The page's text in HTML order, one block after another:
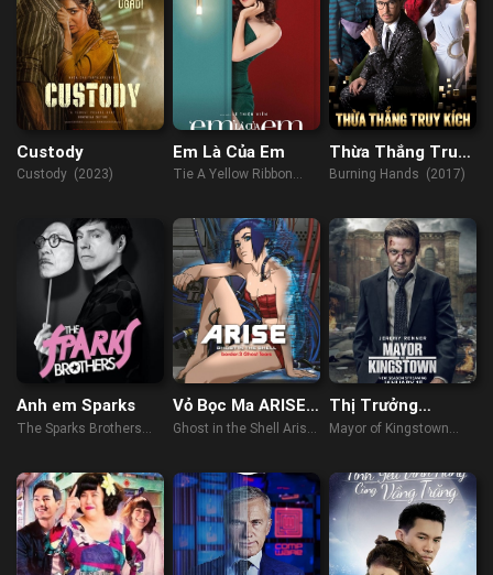
Custody
Custody (2023)
Em Là Của Em
Tie A Yellow Ribbon
Thừa Thắng Truy
Kích
Burning Hands (2017)
Anh em Sparks
The Sparks Brothers
Vỏ Bọc Ma ARISE
border: 3 Nước
Ghost in the Shell Arise
(2014)
Thị Trưởng
Kingstown (Phần
Mayor of Kingstown